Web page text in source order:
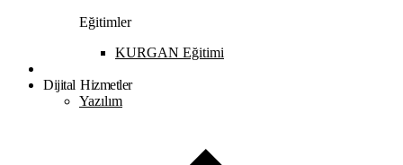
Eğitimler
KURGAN Eğitimi
Dijital Hizmetler
Yazılım